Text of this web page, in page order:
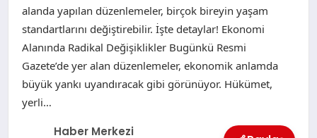
alanda yapılan düzenlemeler, birçok bireyin yaşam
standartlarını değiştirebilir. İşte detaylar! Ekonomi
Alanında Radikal Değişiklikler Bugünkü Resmi
Gazete’de yer alan düzenlemeler, ekonomik anlamda
büyük yankı uyandıracak gibi görünüyor. Hükümet,
yerli…
Haber Merkezi